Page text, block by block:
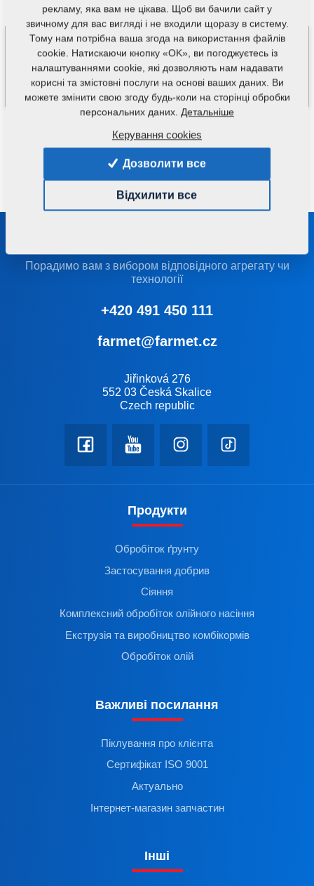
Маєте питання?Зв'яжіться з нами.
Порадимо вам з вибором відповідного агрегату чи
технології
+420 491 450 111
farmet@farmet.cz
Jiřinková 276
552 03 Česká Skalice
Czech republic
Продукти
Обробіток ґрунту
Застосування добрив
Сіяння
Комплексний обробіток олійного насіння
Екструзія та виробництво комбікормів
Обробіток олій
Важливі посилання
Піклування про клієнта
Сертифікат ISO 9001
Актуально
Інтернет-магазин запчастин
Інші
рекламу, яка вам не цікава. Щоб ви бачили сайт у
звичному для вас вигляді і не входили щоразу в систему.
Тому нам потрібна ваша згода на використання файлів
cookie. Натискаючи кнопку «OK», ви погоджуєтесь із
налаштуваннями cookie, які дозволяють нам надавати
корисні та змістовні послуги на основі ваших даних. Ви
можете змінити свою згоду будь-коли на сторінці обробки
персональних даних. Детальніше
Керування cookies
Дозволити все
Відхилити все